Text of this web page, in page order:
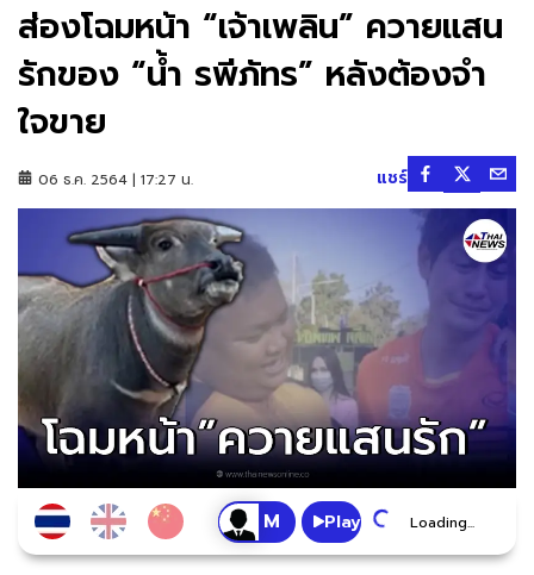
ส่องโฉมหน้า “เจ้าเพลิน” ควายแสน
รักของ “น้ำ รพีภัทร” หลังต้องจำ
ใจขาย
06 ธ.ค. 2564 | 17:27 น. แชร์
Play Loading...